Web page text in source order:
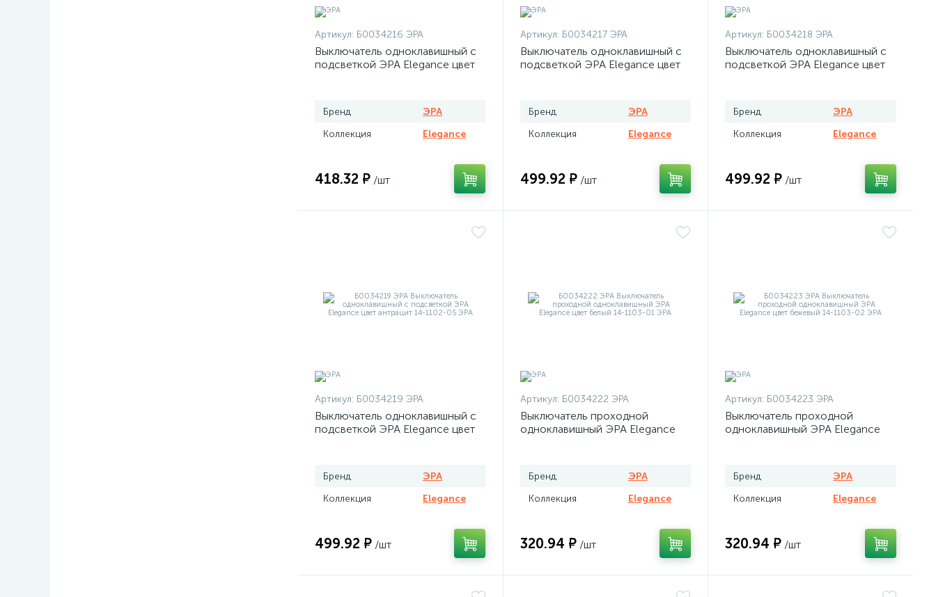
Артикул: Б0034216 ЭРА
Выключатель одноклавишный с
подсветкой ЭРА Elegance цвет
Бренд
ЭРА
Коллекция
Elegance
418.32 ₽ /шт
Артикул: Б0034217 ЭРА
Выключатель одноклавишный с
подсветкой ЭРА Elegance цвет
Бренд
ЭРА
Коллекция
Elegance
499.92 ₽ /шт
Артикул: Б0034218 ЭРА
Выключатель одноклавишный с
подсветкой ЭРА Elegance цвет
Бренд
ЭРА
Коллекция
Elegance
499.92 ₽ /шт
Артикул: Б0034219 ЭРА
Выключатель одноклавишный с
подсветкой ЭРА Elegance цвет
Бренд
ЭРА
Коллекция
Elegance
499.92 ₽ /шт
Артикул: Б0034222 ЭРА
Выключатель проходной
одноклавишный ЭРА Elegance
Бренд
ЭРА
Коллекция
Elegance
320.94 ₽ /шт
Артикул: Б0034223 ЭРА
Выключатель проходной
одноклавишный ЭРА Elegance
Бренд
ЭРА
Коллекция
Elegance
320.94 ₽ /шт